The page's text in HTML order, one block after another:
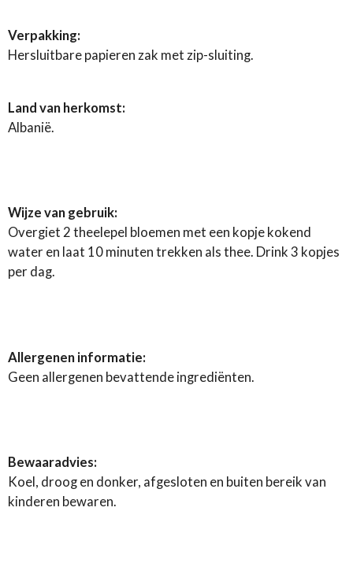
Verpakking:
Hersluitbare papieren zak met zip-sluiting.
Land van herkomst:
Albanië.
Wijze van gebruik:
Overgiet 2 theelepel bloemen met een kopje kokend
water en laat 10 minuten trekken als thee. Drink 3 kopjes
per dag.
Allergenen informatie:
Geen allergenen bevattende ingrediënten.
Bewaaradvies:
Koel, droog en donker, afgesloten en buiten bereik van
kinderen bewaren.